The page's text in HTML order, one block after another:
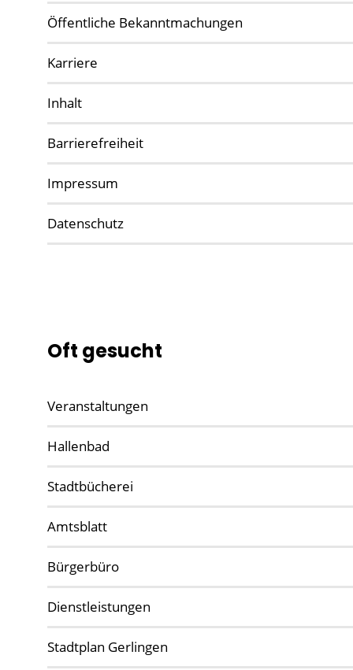
Öffentliche Bekanntmachungen
Karriere
Inhalt
Barrierefreiheit
Impressum
Datenschutz
Oft gesucht
Veranstaltungen
Hallenbad
Stadtbücherei
Amtsblatt
Bürgerbüro
Dienstleistungen
Stadtplan Gerlingen